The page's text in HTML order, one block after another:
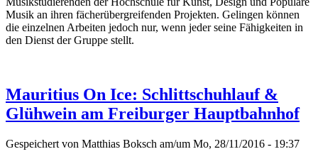
Musik an ihren fächerübergreifenden Projekten. Gelingen können
die einzelnen Arbeiten jedoch nur, wenn jeder seine Fähigkeiten in
den Dienst der Gruppe stellt.
Mauritius On Ice: Schlittschuhlauf &
Glühwein am Freiburger Hauptbahnhof
Gespeichert von Matthias Boksch am/um Mo, 28/11/2016 - 19:37